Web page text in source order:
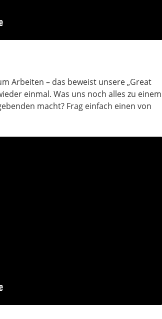
Arbeiten – das beweist unsere „Great
einmal. Was uns noch alles zu einem
macht? Frag einfach einen von